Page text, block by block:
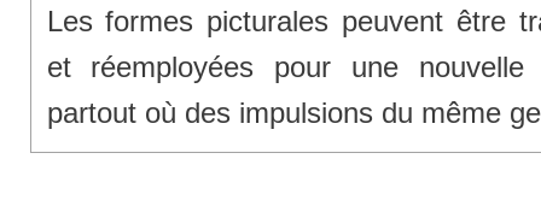
Les formes picturales peuvent être
et réemployées pour une
partout où des impulsions du même